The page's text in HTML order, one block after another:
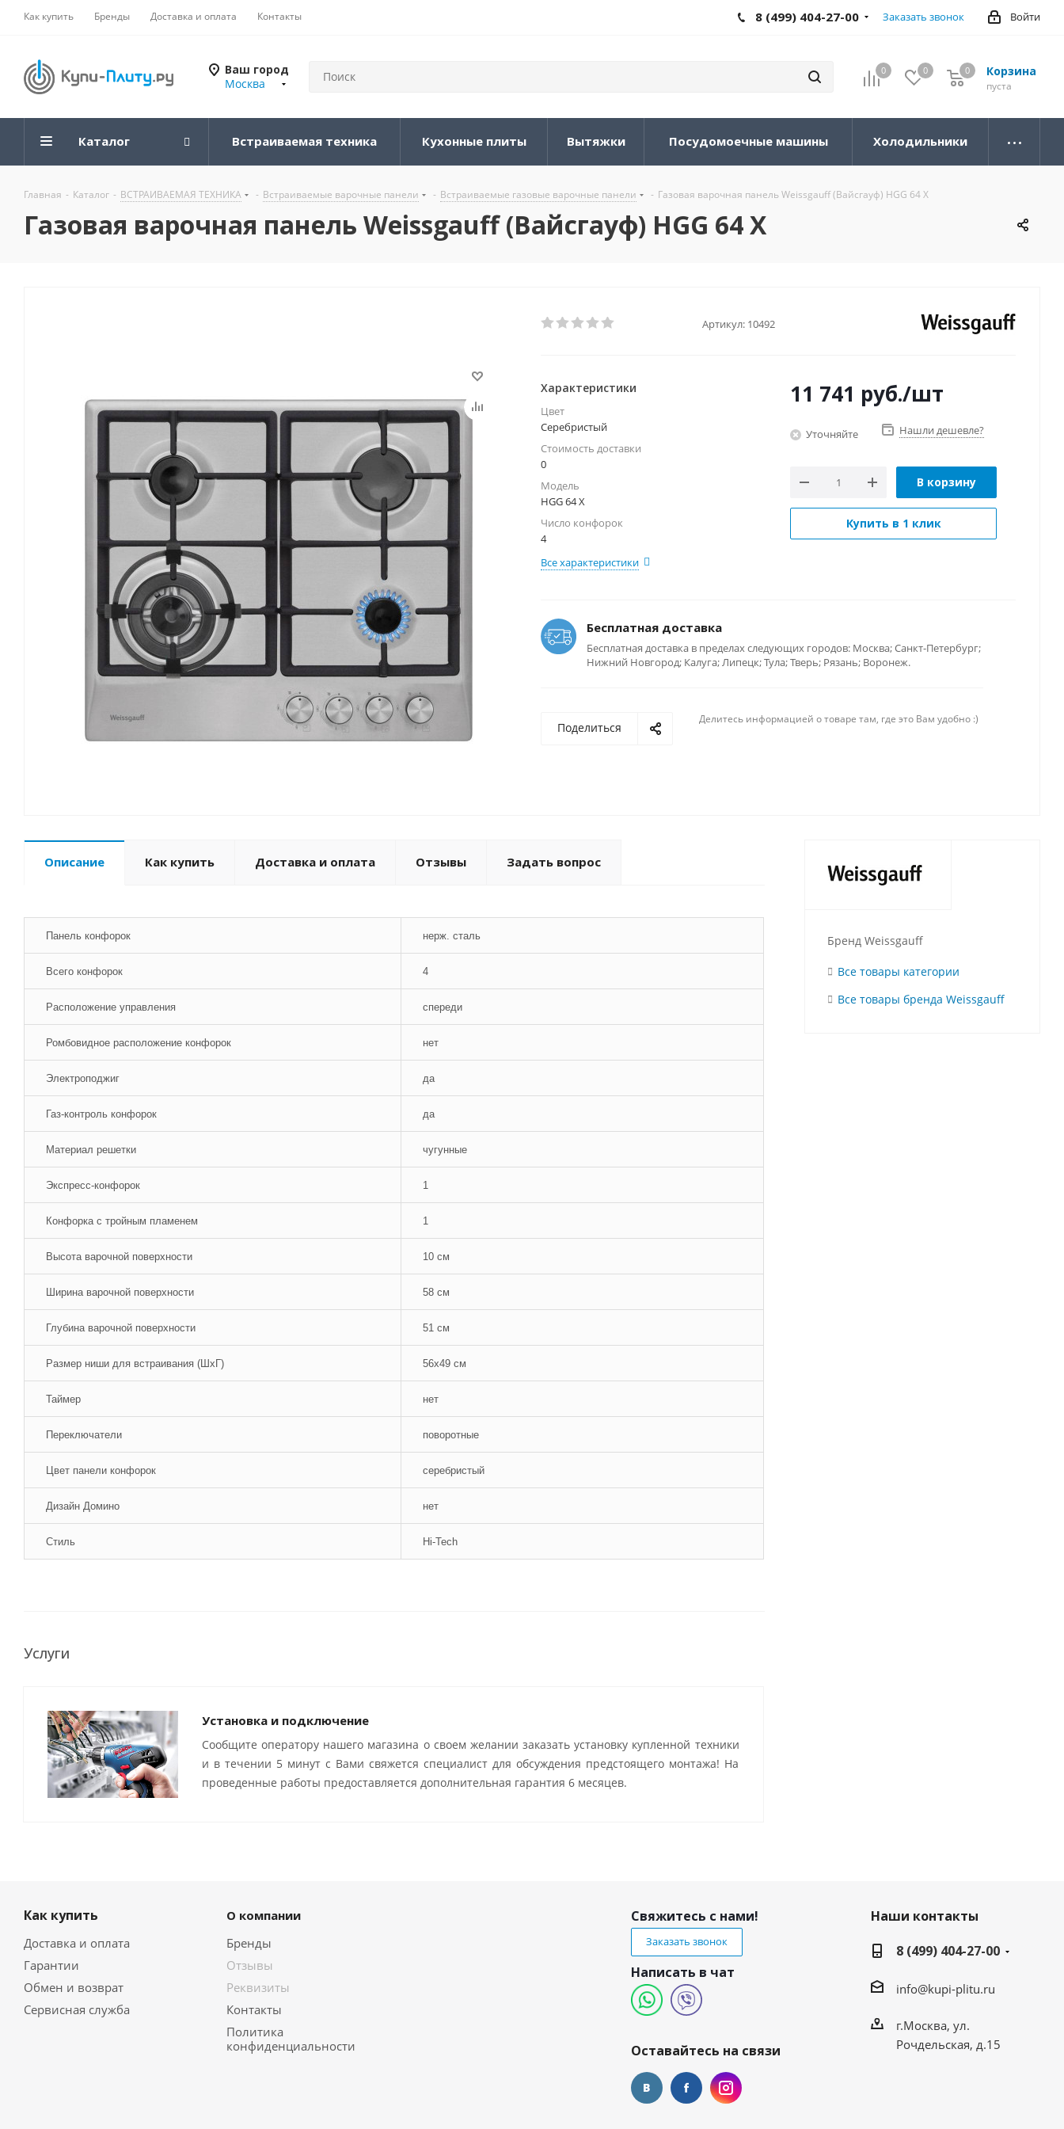
Как купить Бренды Доставка и оплата Контакты Войти
8 (499) 404-27-00 Заказать звонок
Ваш город
Москва
0 0 Корзина
0
пуста
0
Каталог Встраиваемая техника Кухонные плиты Вытяжки Посудомоечные машины Холодильники
Главная - Каталог - ВСТРАИВАЕМАЯ ТЕХНИКА - Встраиваемые варочные панели - Встраиваемые газовые варочные панели - Газовая варочная панель Weissgauff (Вайсгауф) HGG 64 X
Газовая варочная панель Weissgauff (Вайсгауф) HGG 64 X
Артикул: 10492
Характеристики
Цвет
Серебристый
Стоимость доставки
0
Модель
HGG 64 X
Число конфорок
4
Все характеристики
11 741 руб./шт
Уточняйте Нашли дешевле?
В корзину
Купить в 1 клик
Бесплатная доставка
Бесплатная доставка в пределах следующих городов: Москва; Санкт-Петербург;
Нижний Новгород; Калуга; Липецк; Тула; Тверь; Рязань; Воронеж.
Поделиться
Делитесь информацией о товаре там, где это Вам удобно :)
Описание Как купить Доставка и оплата Отзывы Задать вопрос
Панель конфорок нерж. сталь
Всего конфорок 4
Расположение управления спереди
Ромбовидное расположение конфорок нет
Электроподжиг да
Газ-контроль конфорок да
Материал решетки чугунные
Экспресс-конфорок 1
Конфорка с тройным пламенем 1
Высота варочной поверхности 10 см
Ширина варочной поверхности 58 см
Глубина варочной поверхности 51 см
Размер ниши для встраивания (ШхГ) 56x49 см
Таймер нет
Переключатели поворотные
Цвет панели конфорок серебристый
Дизайн Домино нет
Стиль Hi-Tech
Услуги
Установка и подключение
Сообщите оператору нашего магазина о своем желании заказать установку купленной техники
и в течении 5 минут с Вами свяжется специалист для обсуждения предстоящего монтажа! На
проведенные работы предоставляется дополнительная гарантия 6 месяцев.
Бренд Weissgauff
Все товары категории
Все товары бренда Weissgauff
Как купить
Доставка и оплата
Гарантии
Обмен и возврат
Сервисная служба
О компании
Бренды
Отзывы
Реквизиты
Контакты
Политика
конфиденциальности
Свяжитесь с нами!
Заказать звонок
Написать в чат
Оставайтесь на связи
Наши контакты
8 (499) 404-27-00
info@kupi-plitu.ru
г.Москва, ул.
Рочдельская, д.15